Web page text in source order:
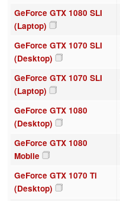
GeForce GTX 1080 SLI
(Laptop)
GeForce GTX 1070 SLI
(Desktop)
GeForce GTX 1070 SLI
(Laptop)
GeForce GTX 1080
(Desktop)
GeForce GTX 1080
Mobile
GeForce GTX 1070 Ti
(Desktop)